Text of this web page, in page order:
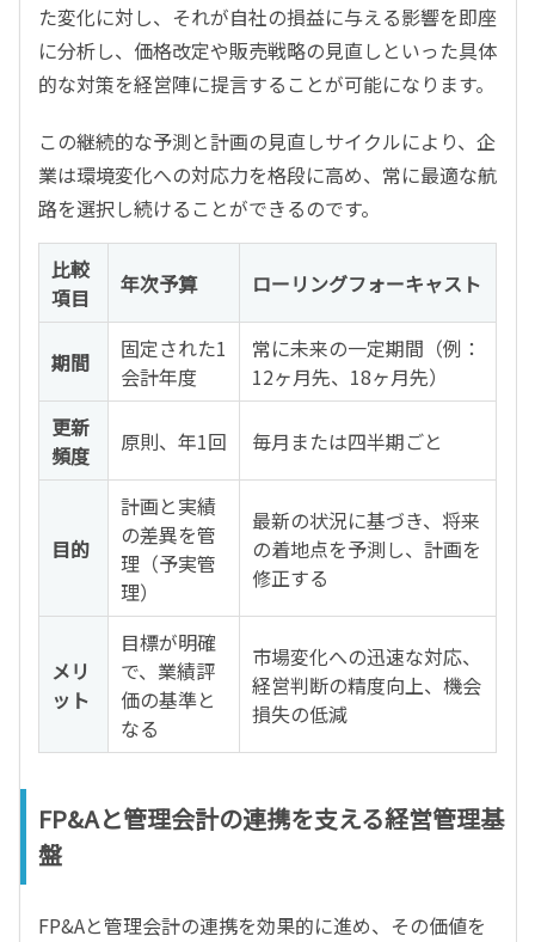
た変化に対し、それが自社の損益に与える影響を即座
に分析し、価格改定や販売戦略の見直しといった具体
的な対策を経営陣に提言することが可能になります。
この継続的な予測と計画の見直しサイクルにより、企
業は環境変化への対応力を格段に高め、常に最適な航
路を選択し続けることができるのです。
比較
項目
年次予算 ローリングフォーキャスト
期間
固定された1
会計年度
常に未来の一定期間（例：
12ヶ月先、18ヶ月先）
更新
頻度
原則、年1回 毎月または四半期ごと
目的
計画と実績
の差異を管
理（予実管
理）
最新の状況に基づき、将来
の着地点を予測し、計画を
修正する
メリ
ット
目標が明確
で、業績評
価の基準と
なる
市場変化への迅速な対応、
経営判断の精度向上、機会
損失の低減
FP&Aと管理会計の連携を支える経営管理基
盤
FP&Aと管理会計の連携を効果的に進め、その価値を